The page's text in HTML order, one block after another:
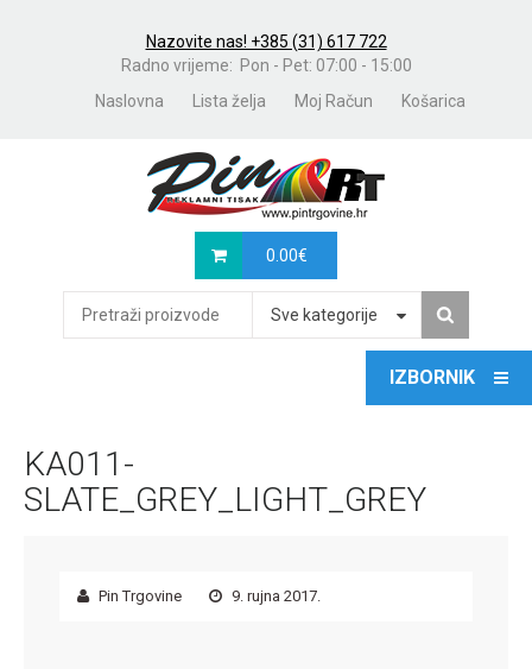
Nazovite nas! +385 (31) 617 722
Radno vrijeme: Pon - Pet: 07:00 - 15:00
Naslovna
Lista želja Moj Račun Košarica
0.00€
Sve kategorije
KA011-
SLATE_GREY_LIGHT_GREY
Pin Trgovine 9. rujna 2017.